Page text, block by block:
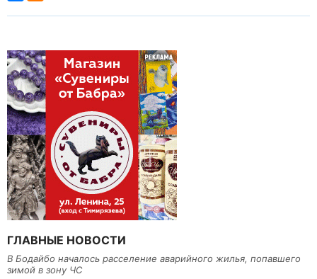
ГЛАВНЫЕ НОВОСТИ
В Бодайбо началось расселение аварийного жилья, попавшего
зимой в зону ЧС